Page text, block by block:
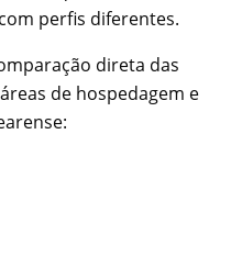
perfis diferentes.
direta das
de hospedagem e